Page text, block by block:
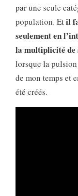
par une seule
population. Etil
seulement en
la multiplicité de
lorsque la
de mon temps et
été créés.